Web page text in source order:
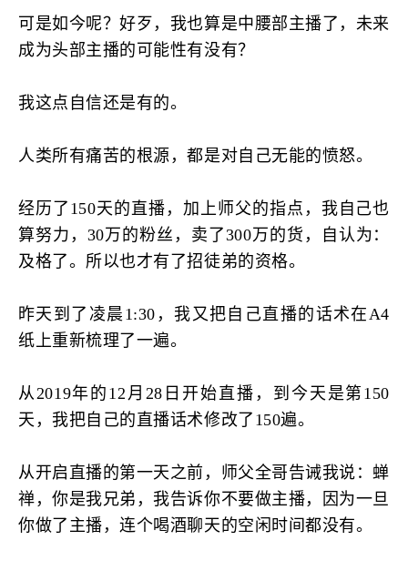
可是如今呢？好歹，我也算是中腰部主播了，未来
成为头部主播的可能性有没有？
我这点自信还是有的。
人类所有痛苦的根源，都是对自己无能的愤怒。
经历了150天的直播，加上师父的指点，我自己也
算努力，30万的粉丝，卖了300万的货，自认为：
及格了。所以也才有了招徒弟的资格。
昨天到了凌晨1:30，我又把自己直播的话术在A4
纸上重新梳理了一遍。
从2019年的12月28日开始直播，到今天是第150
天，我把自己的直播话术修改了150遍。
从开启直播的第一天之前，师父全哥告诫我说：蝉
禅，你是我兄弟，我告诉你不要做主播，因为一旦
你做了主播，连个喝酒聊天的空闲时间都没有。